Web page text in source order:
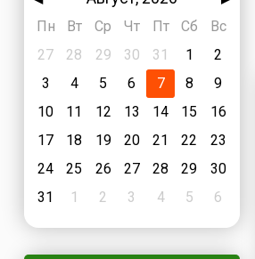
Пн
Вт Ср Чт Пт Сб
Вс
27
28 29 30 31 1
2
3
4 5 6 7 8
9
10
11 12 13 14 15
16
17
18 19 20 21 22
23
24
25 26 27 28 29
30
31
1 2 3 4 5 6